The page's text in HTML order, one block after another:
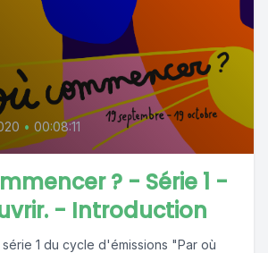
• 00:08:11
? - Série 1 -
- Introduction
1 du cycle d'émissions "Par où